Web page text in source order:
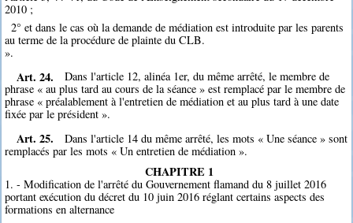
2010 ;
2° et dans le cas où la demande de médiation est introduite par les parents
au terme de la procédure de plainte du CLB.
».
Art. 24.
Dans l'article 12, alinéa 1er, du même arrêté, le membre de
phrase « au plus tard au cours de la séance » est remplacé par le membre de
phrase « préalablement à l'entretien de médiation et au plus tard à une date
fixée par le président ».
Art. 25.
Dans l'article 14 du même arrêté, les mots « Une séance » sont
remplacés par les mots « Un entretien de médiation ».
CHAPITRE 1
1. - Modification de l'arrêté du Gouvernement flamand du 8 juillet 2016
portant exécution du décret du 10 juin 2016 réglant certains aspects des
formations en alternance